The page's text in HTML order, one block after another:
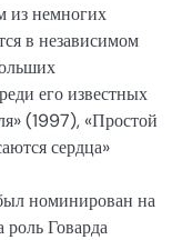
из немногих
в независимом
его известных
(1997), «Простой
сердца»
номинирован на
роль Говарда